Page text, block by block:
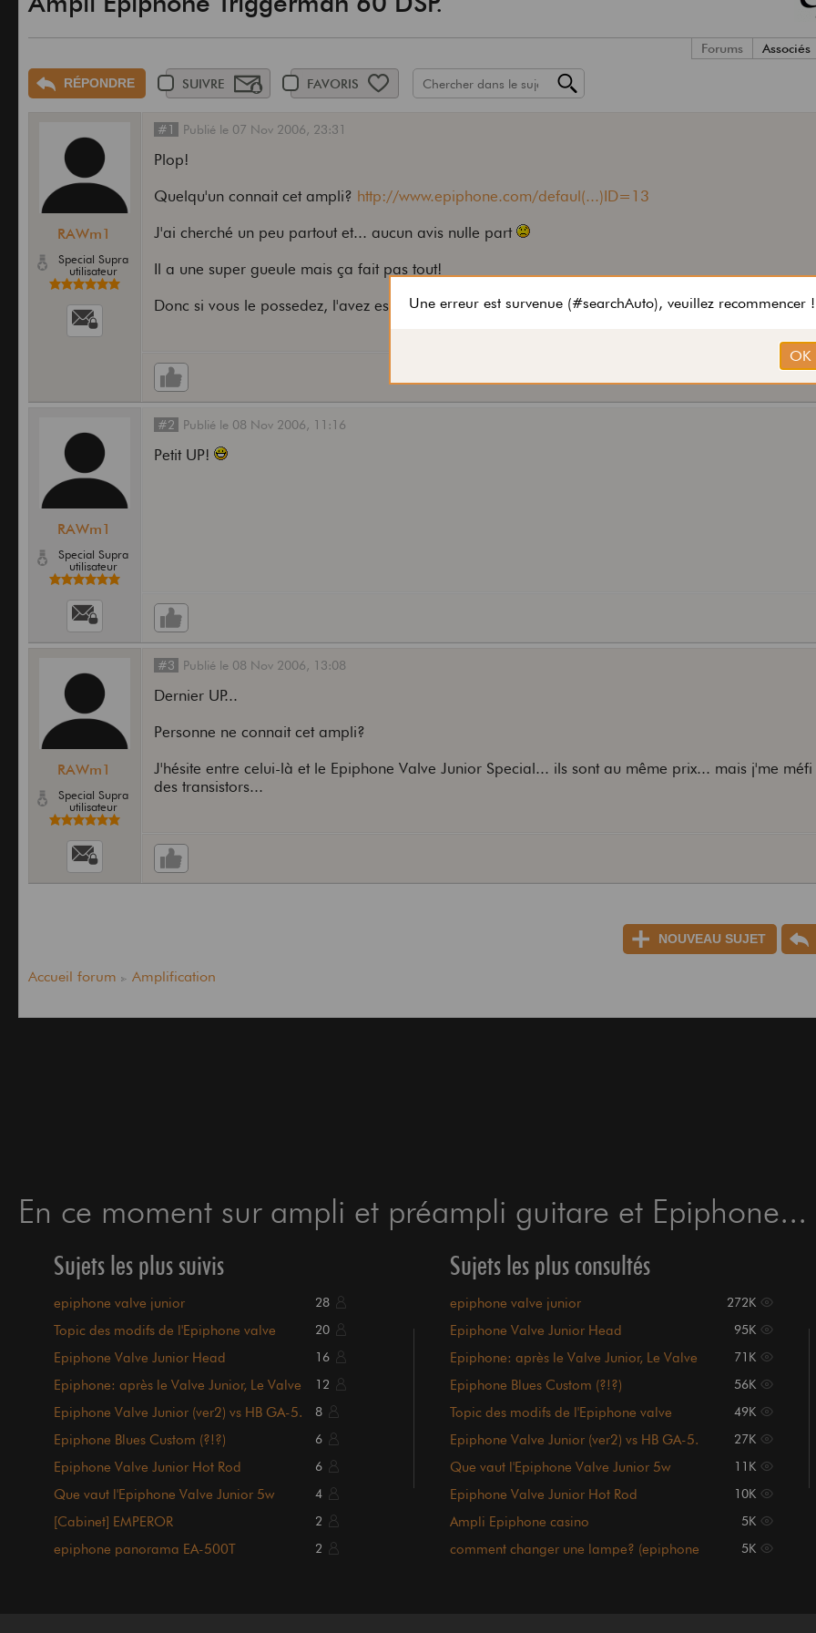
Forums Associés
RÉPONDRE SUIVRE FAVORIS
RAWm1
Special Supra
utilisateur
#1 Publié le 07 Nov 2006, 23:31
Plop!
Quelqu'un connait cet ampli? http://www.epiphone.com/defaul(...)ID=13
J'ai cherché un peu partout et... aucun avis nulle part
Il a une super gueule mais ça fait pas tout!
Donc si vous le possedez, l'avez essayé ou entendu parler... bah donnez votre avis
.
RAWm1
Special Supra
utilisateur
#2 Publié le 08 Nov 2006, 11:16
Petit UP!
RAWm1
Special Supra
utilisateur
#3 Publié le 08 Nov 2006, 13:08
Dernier UP...
Personne ne connait cet ampli?
J'hésite entre celui-là et le Epiphone Valve Junior Special... ils sont au même prix... mais j'me
des transistors...
NOUVEAU SUJET
Accueil forum Amplification
En ce moment sur ampli et préampli guitare et Epiphone...
Sujets les plus suivis
epiphone valve junior 28
Topic des modifs de l'Epiphone valve
20
Epiphone Valve Junior Head 16
Epiphone: après le Valve Junior, Le Valve
12
Epiphone Valve Junior (ver2) vs HB GA-5. 8
Epiphone Blues Custom (?!?) 6
Epiphone Valve Junior Hot Rod 6
Que vaut l'Epiphone Valve Junior 5w 4
[Cabinet] EMPEROR 2
epiphone panorama EA-500T 2
Sujets les plus consultés
epiphone valve junior 272K
Epiphone Valve Junior Head 95K
Epiphone: après le Valve Junior, Le Valve
71K
Epiphone Blues Custom (?!?) 56K
Topic des modifs de l'Epiphone valve
49K
Epiphone Valve Junior (ver2) vs HB GA-5. 27K
Que vaut l'Epiphone Valve Junior 5w 11K
Epiphone Valve Junior Hot Rod 10K
Ampli Epiphone casino 5K
comment changer une lampe? (epiphone
5K